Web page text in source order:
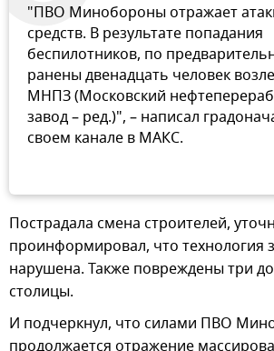
"ПВО Минобороны отражает
средств. В результате попадания
беспилотников, по
ранены двенадцать человек
МНПЗ (Московский
завод – ред.)", – написал
своем канале в МАКС.
Пострадала смена строителей,
проинформировал, что технология
нарушена. Также повреждены три
столицы.
И подчеркнул, что силами ПВО
продолжается отражение